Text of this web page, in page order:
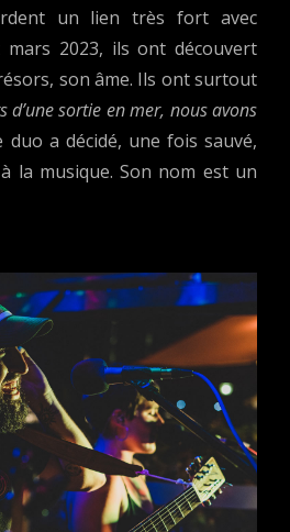
un lien très fort avec
2023, ils ont découvert
son âme. Ils ont surtout
d’une sortie en mer, nous avons
duo a décidé, une fois sauvé,
la musique. Son nom est un